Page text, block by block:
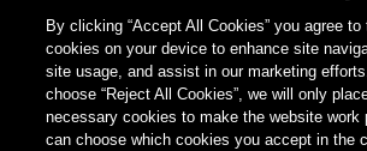
By clicking “Accept All Cookies” you agree
cookies on your device to enhance site
site usage, and assist in our marketing
choose “Reject All Cookies”, we will only
necessary cookies to make the website work
can choose which cookies you accept in the